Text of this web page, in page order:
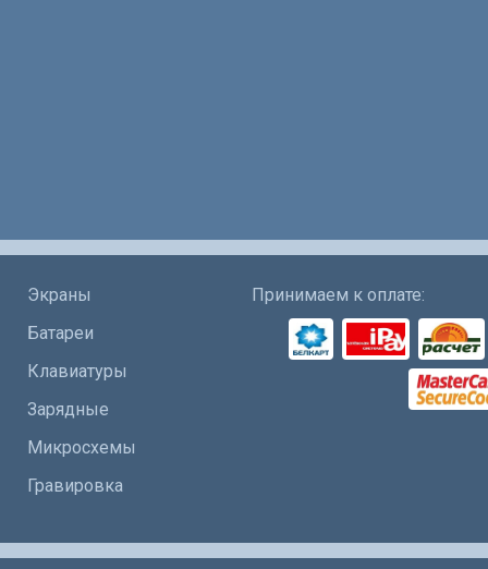
Экраны
Батареи
Клавиатуры
Зарядные
Микросхемы
Гравировка
Принимаем к оплате: